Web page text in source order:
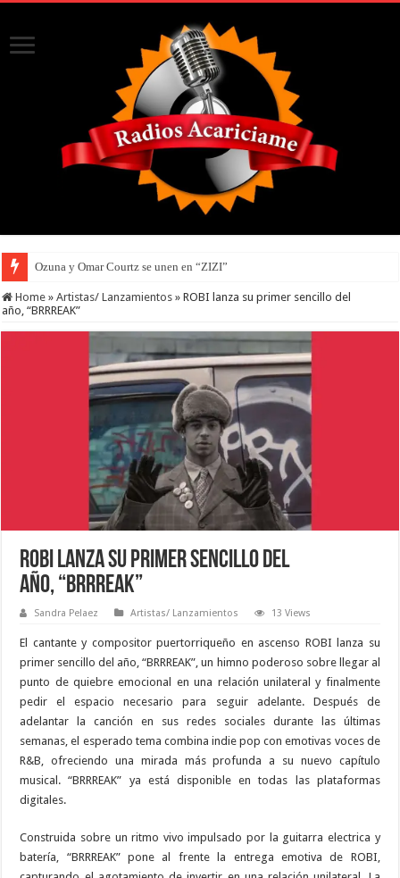
Ozuna y Omar Courtz se unen en “ZIZI”
Home » Artistas/ Lanzamientos » ROBI lanza su primer sencillo del
año, “BRRREAK”
ROBI lanza su primer sencillo del
año, “BRRREAK”
Sandra Pelaez Artistas/ Lanzamientos 13 Views
El cantante y compositor puertorriqueño en ascenso ROBI lanza su
primer sencillo del año, “BRRREAK”, un himno poderoso sobre llegar al
punto de quiebre emocional en una relación unilateral y finalmente
pedir el espacio necesario para seguir adelante. Después de
adelantar la canción en sus redes sociales durante las últimas
semanas, el esperado tema combina indie pop con emotivas voces de
R&B, ofreciendo una mirada más profunda a su nuevo capítulo
musical. “BRRREAK” ya está disponible en todas las plataformas
digitales.
Construida sobre un ritmo vivo impulsado por la guitarra electrica y
batería, “BRRREAK” pone al frente la entrega emotiva de ROBI,